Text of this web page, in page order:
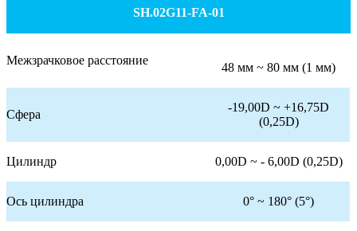
SH.02G11-FA-01
Межзрачковое расстояние
48 мм ~ 80 мм (1 мм)
Сфера
-19,00D ~ +16,75D
(0,25D)
Цилиндр 0,00D ~ - 6,00D (0,25D)
Ось цилиндра 0° ~ 180° (5°)